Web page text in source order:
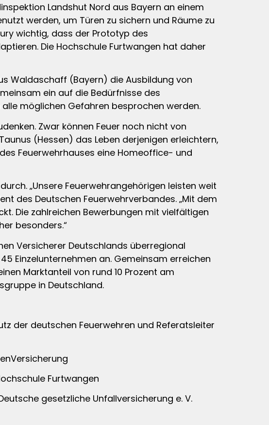
Landshut Nord aus Bayern an einem
werden, um Türen zu sichern und Räume zu
wichtig, dass der Prototyp des
Die Hochschule Furtwangen hat daher
Waldaschaff (Bayern) die Ausbildung von
ein auf die Bedürfnisse des
möglichen Gefahren besprochen werden.
Zwar können Feuer noch nicht von
(Hessen) das Leben derjenigen erleichtern,
Feuerwehrhauses eine Homeoffice- und
„Unsere Feuerwehrangehörigen leisten weit
des Deutschen Feuerwehrverbandes. „Mit dem
Die zahlreichen Bewerbungen mit vielfältigen
besonders.“
Versicherer Deutschlands überregional
Einzelunternehmen an. Gemeinsam erreichen
Marktanteil von rund 10 Prozent am
in Deutschland.
der deutschen Feuerwehren und Referatsleiter
Furtwangen
gesetzliche Unfallversicherung e. V.